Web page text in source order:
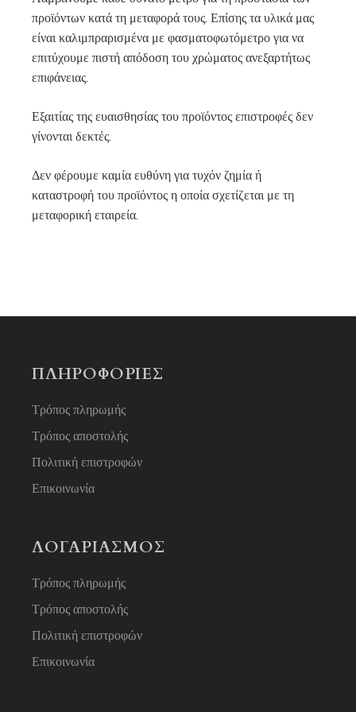
προϊόντων κατά τη μεταφορά τους. Επίσης τα υλικά μας
είναι καλιμπραρισμένα με φασματοφωτόμετρο για να
επιτύχουμε πιστή απόδοση του χρώματος ανεξαρτήτως
επιφάνειας.
Εξαιτίας της ευαισθησίας του προϊόντος επιστροφές δεν
γίνονται δεκτές.
Δεν φέρουμε καμία ευθύνη για τυχόν ζημία ή
καταστροφή του προϊόντος η οποία σχετίζεται με τη
μεταφορική εταιρεία.
ΠΛΗΡΟΦΟΡΙΕΣ
Τρόπος πληρωμής
Τρόπος αποστολής
Πολιτική επιστροφών
Επικοινωνία
ΛΟΓΑΡΙΑΣΜΟΣ
Τρόπος πληρωμής
Τρόπος αποστολής
Πολιτική επιστροφών
Επικοινωνία